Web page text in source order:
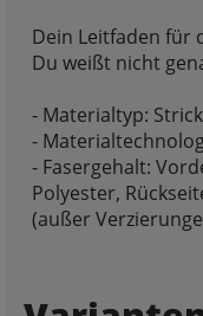
Dein Leitfaden für
Du weißt nicht
- Materialtyp: Strick
-
- Fasergehalt:
Polyester,
(außer